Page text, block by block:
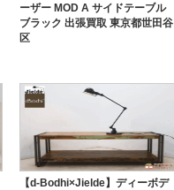
ーザー MOD A サイドテーブル
ブラック 出張買取 東京都世田谷
区
【d-Bodhi×Jielde】ディーボデ